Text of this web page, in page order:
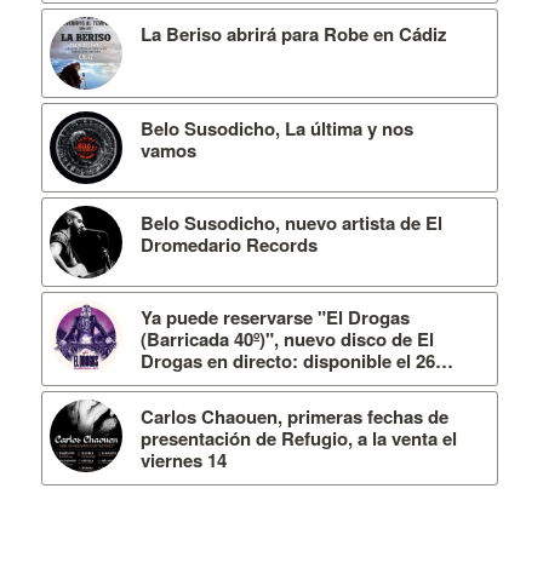
La Beriso abrirá para Robe en Cádiz
Belo Susodicho, La última y nos
vamos
Belo Susodicho, nuevo artista de El
Dromedario Records
Ya puede reservarse "El Drogas
(Barricada 40º)", nuevo disco de El
Drogas en directo: disponible el 26…
Carlos Chaouen, primeras fechas de
presentación de Refugio, a la venta el
viernes 14